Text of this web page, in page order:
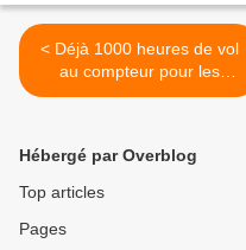
< Déjà 1000 heures de vol
au compteur pour les
quatre nouveaux
Hébergé par Overblog
Top articles
Pages